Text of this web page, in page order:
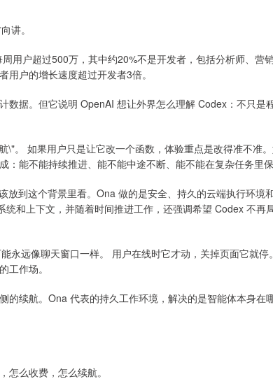
讲。
用户超过500万，其中约20%不是开发者，包括分析师、营
用户的增长速度超过开发者3倍。
数据。但它说明 OpenAI 想让外界怎么理解 Codex：不只是
\"。 如果用户只是让它改一个函数，体验重点是改得准不准
：能不能持续推进、能不能中途不断、能不能在复杂任务里保
放到这个背景里看。Ona 做的是安全、持久的云端执行环境
和上下文，并随着时间推进工作，还强调希望 Codex 不再
永远像聊天窗口一样。 用户在线时它才动，关掉页面它就
工作场。
的续航。Ona 代表的持久工作环境，解决的是智能体本身在
怎么收费，怎么续航。